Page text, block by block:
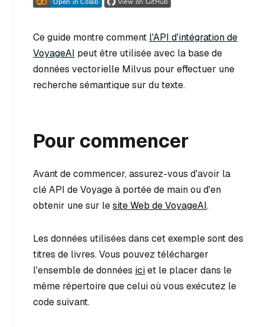
Ce guide montre comment l'API d'intégration de
VoyageAI peut être utilisée avec la base de
données vectorielle Milvus pour effectuer une
recherche sémantique sur du texte.
Pour commencer
Avant de commencer, assurez-vous d'avoir la
clé API de Voyage à portée de main ou d'en
obtenir une sur lesite Web de VoyageAI.
Les données utilisées dans cet exemple sont des
titres de livres. Vous pouvez télécharger
l'ensemble de données iciet le placer dans le
même répertoire que celui où vous exécutez le
code suivant.